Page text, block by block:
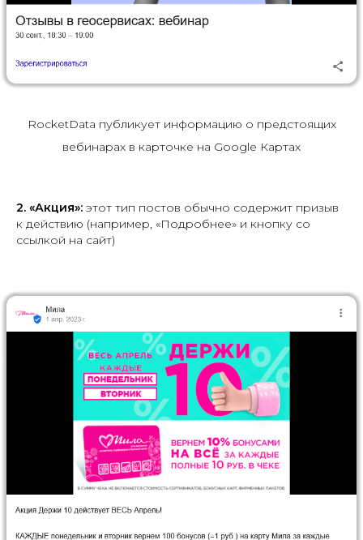
RocketData публикует информацию о предстоящих
вебинарах в карточке на Google Картах
2. «Акция»: этот тип постов обычно содержит призыв
к действию (например, «Подробнее» и кнопку со
ссылкой на сайт)